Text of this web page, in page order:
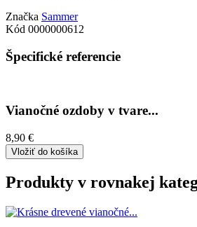
Značka Sammer
Kód 0000000612
Špecifické referencie
Vianočné ozdoby v tvare...
8,90 €
Vložiť do košíka
Produkty v rovnakej